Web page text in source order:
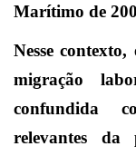
Marítimo de
Nesse
migração
confundida
relevantes da